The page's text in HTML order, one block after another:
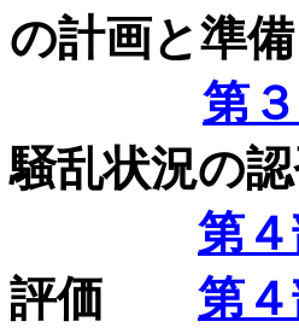
の計画と
第
騒乱状況
第
評価 第